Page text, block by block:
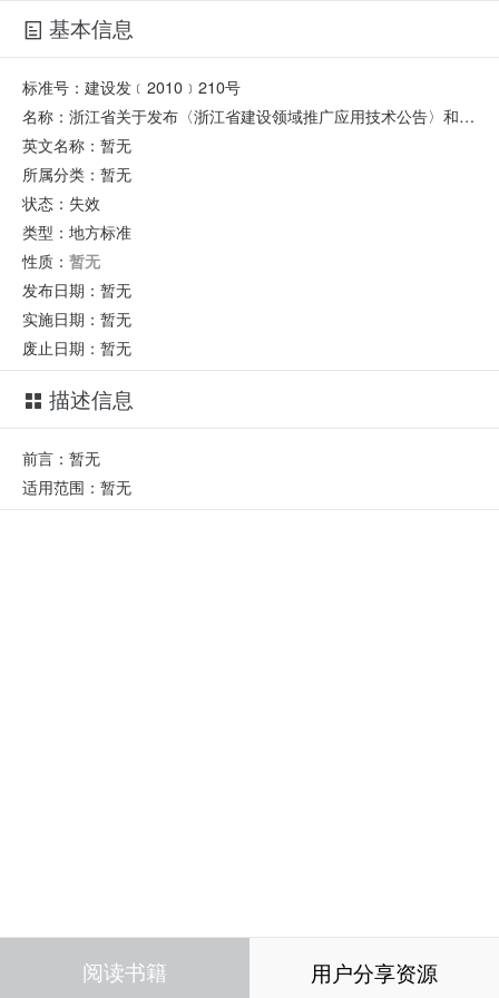
基本信息
标准号： 建设发﹝2010﹞210号
名称： 浙江省关于发布〈浙江省建设领域推广应用技术公告〉和〈浙江省建设领域淘汰和限制使用技术公告〉的通知
英文名称： 暂无
所属分类： 暂无
状态： 失效
类型： 地方标准
性质： 暂无
发布日期： 暂无
实施日期： 暂无
废止日期： 暂无
描述信息
前言：暂无
适用范围：暂无
阅读书籍 用户分享资源